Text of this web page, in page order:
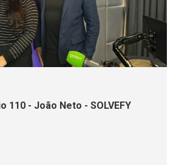
110 - João Neto - SOLVEFY